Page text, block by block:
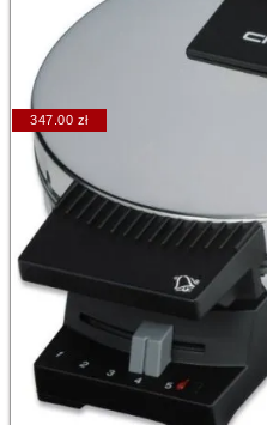
347.00 zł